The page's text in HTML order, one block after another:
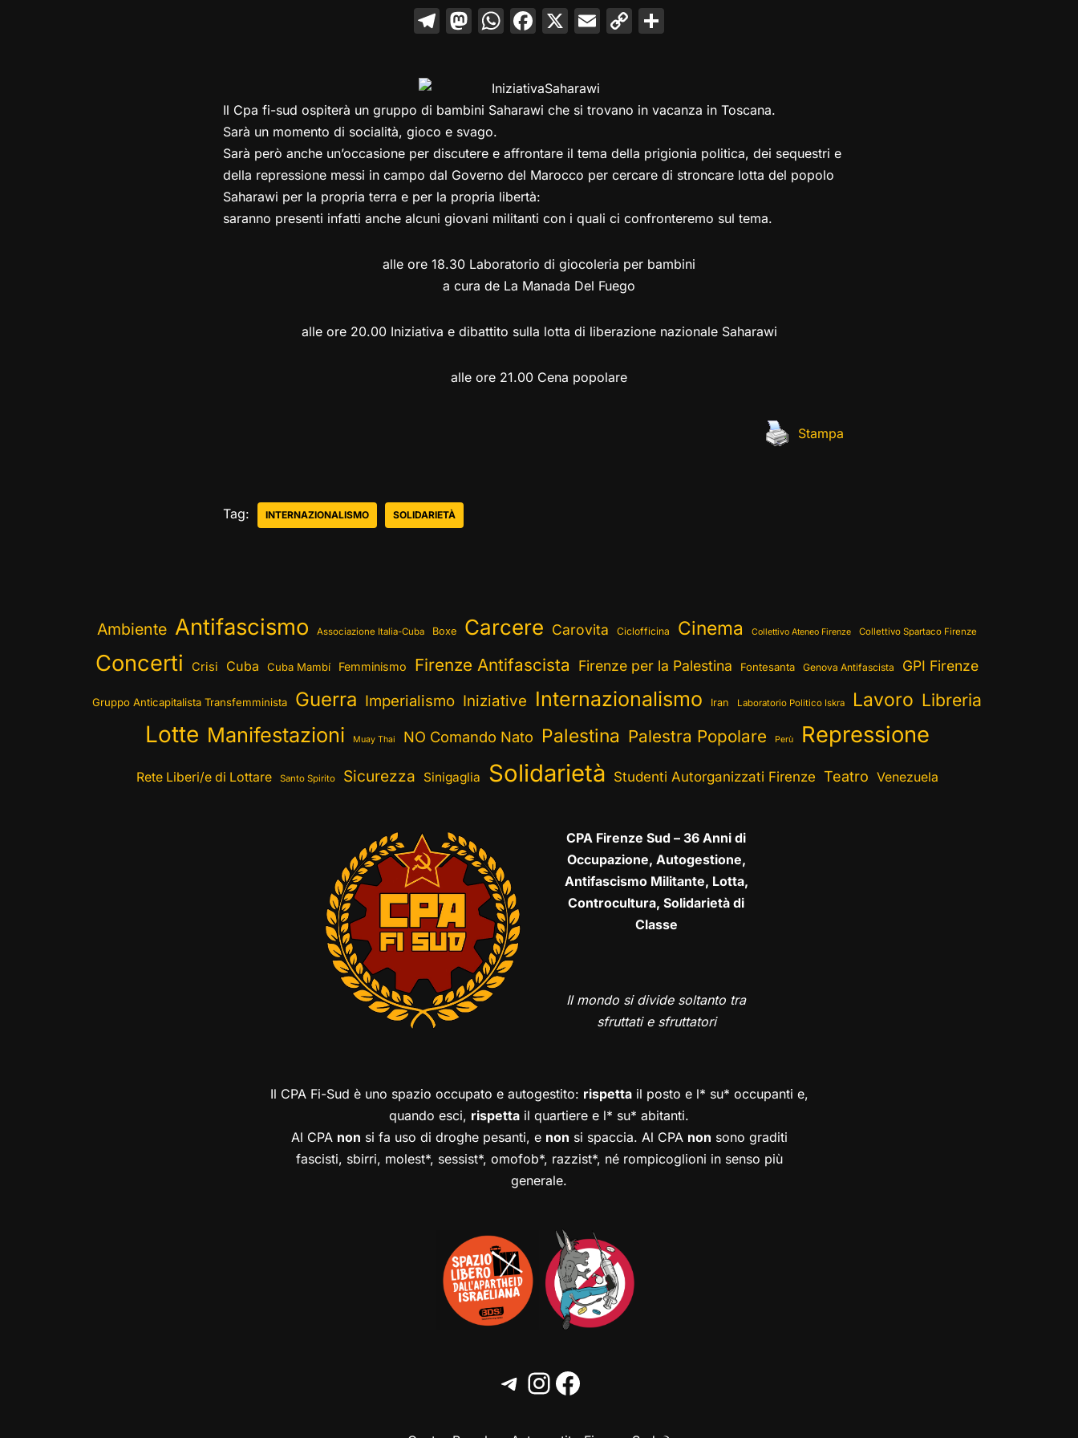
T
gr
a
m
M
o
d
o
n
W
s
A
p
p
F
e
b
o
o
X E C
y
Li
n
k
vi
di
Il Cpa fi-sud ospiterà un gruppo di bambini Saharawi che si trovano in vacanza in Toscana.
Sarà un momento di socialità, gioco e svago.
Sarà però anche un’occasione per discutere e affrontare il tema della prigionia politica, dei sequestri e
della repressione messi in campo dal Governo del Marocco per cercare di stroncare lotta del popolo
Saharawi per la propria terra e per la propria libertà:
saranno presenti infatti anche alcuni giovani militanti con i quali ci confronteremo sul tema.
alle ore 18.30 Laboratorio di giocoleria per bambini
a cura de La Manada Del Fuego
alle ore 20.00 Iniziativa e dibattito sulla lotta di liberazione nazionale Saharawi
alle ore 21.00 Cena popolare
Stampa
Tag: INTERNAZIONALISMO SOLIDARIETÀ
Ambiente Antifascismo Associazione Italia-Cuba Boxe Carcere Carovita Ciclofficina Cinema Collettivo Ateneo Firenze Collettivo Spartaco Firenze
Concerti Crisi Cuba Cuba Mambí Femminismo Firenze Antifascista Firenze per la Palestina Fontesanta Genova Antifascista GPI Firenze
Gruppo Anticapitalista Transfemminista Guerra Imperialismo Iniziative Internazionalismo Iran Laboratorio Politico Iskra Lavoro Libreria
Lotte Manifestazioni Muay Thai NO Comando Nato Palestina Palestra Popolare Perù Repressione
Rete Liberi/e di Lottare Santo Spirito Sicurezza Sinigaglia Solidarietà Studenti Autorganizzati Firenze Teatro Venezuela
CPA Firenze Sud – 36 Anni di
Occupazione, Autogestione,
Antifascismo Militante, Lotta,
Controcultura, Solidarietà di
Classe
Il mondo si divide soltanto tra
sfruttati e sfruttatori
Il CPA Fi-Sud è uno spazio occupato e autogestito: rispettail posto e l* su* occupanti e,
quando esci, rispetta il quartiere e l* su* abitanti.
Al CPA non si fa uso di droghe pesanti, e non si spaccia. Al CPA non sono graditi
fascisti, sbirri, molest*, sessist*, omofob*, razzist*, né rompicoglioni in senso più
generale.